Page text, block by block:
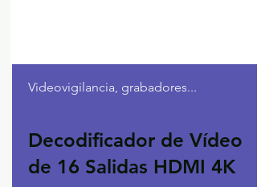
Videovigilancia, grabadores...
Decodificador de Vídeo
de 16 Salidas HDMI 4K